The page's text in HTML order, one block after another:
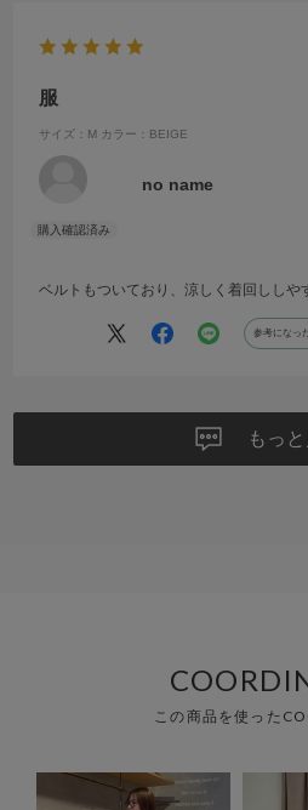
服
サイズ：M カラー：BEIGE
no name
ベルトもついており、涼しく着回ししや
参考になっ
もっ
この商品を使った